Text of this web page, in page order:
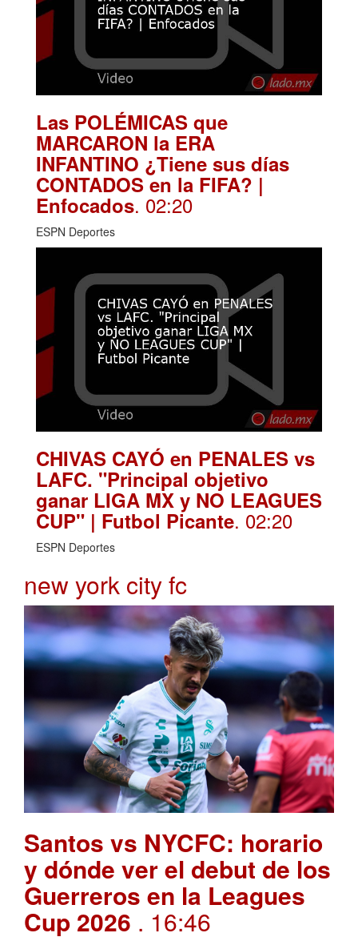
Las POLÉMICAS que
MARCARON la ERA
INFANTINO ¿Tiene sus días
CONTADOS en la FIFA? |
Enfocados. 02:20
ESPN Deportes
CHIVAS CAYÓ en PENALES vs
LAFC. "Principal objetivo
ganar LIGA MX y NO LEAGUES
CUP" | Futbol Picante. 02:20
ESPN Deportes
new york city fc
Santos vs NYCFC: horario
y dónde ver el debut de los
Guerreros en la Leagues
Cup 2026 . 16:46